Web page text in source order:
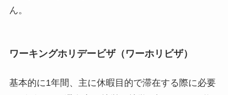
ん。
ワーキングホリデービザ（ワーホリビザ）
基本的に1年間、主に休暇目的で滞在する際に必要